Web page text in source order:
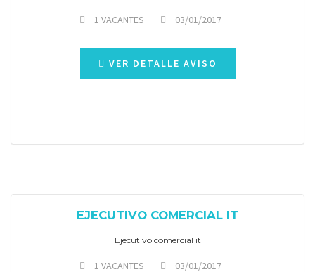
1 VACANTES 03/01/2017
VER DETALLE AVISO
EJECUTIVO COMERCIAL IT
Ejecutivo comercial it
1 VACANTES 03/01/2017